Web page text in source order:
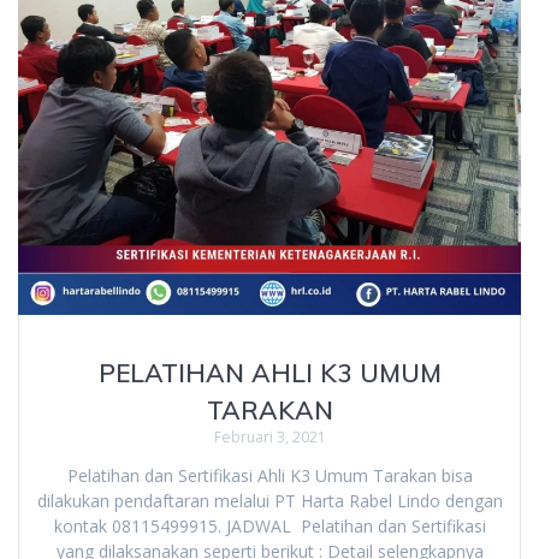
PELATIHAN AHLI K3 UMUM
TARAKAN
Februari 3, 2021
Pelatihan dan Sertifikasi Ahli K3 Umum Tarakan bisa
dilakukan pendaftaran melalui PT Harta Rabel Lindo dengan
kontak 08115499915. JADWAL Pelatihan dan Sertifikasi
yang dilaksanakan seperti berikut : Detail selengkapnya